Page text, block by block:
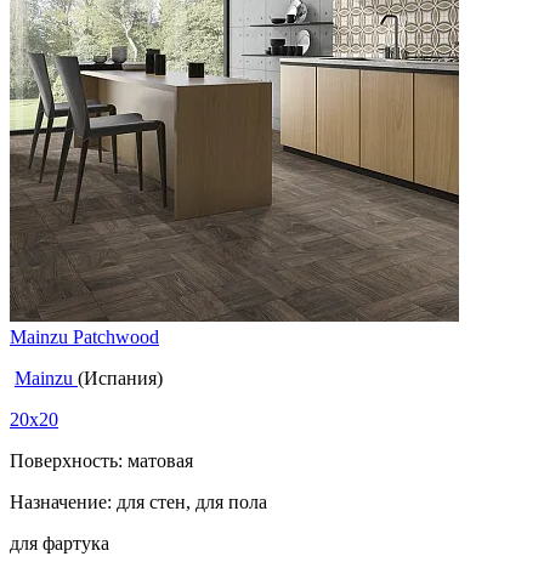
Mainzu Patchwood
Mainzu (Испания)
20x20
Поверхность: матовая
Назначение: для стен, для пола
для фартука